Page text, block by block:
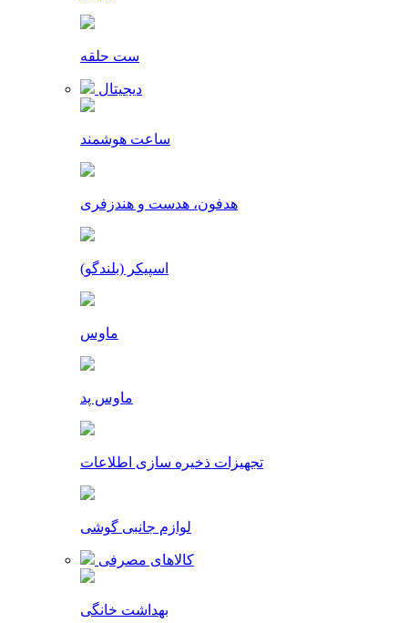
ست حلقه
دیجیتال
ساعت هوشمند
هدفون، هدست و هندزفری
اسپیکر (بلندگو)
ماوس
ماوس پد
تجهیزات ذخیره سازی اطلاعات
لوازم جانبی گوشی
کالاهای مصرفی
بهداشت خانگی